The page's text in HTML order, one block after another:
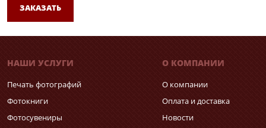
ЗАКАЗАТЬ
НАШИ УСЛУГИ
Печать фотографий
Фотокниги
Фотосувениры
О КОМПАНИИ
О компании
Оплата и доставка
Новости